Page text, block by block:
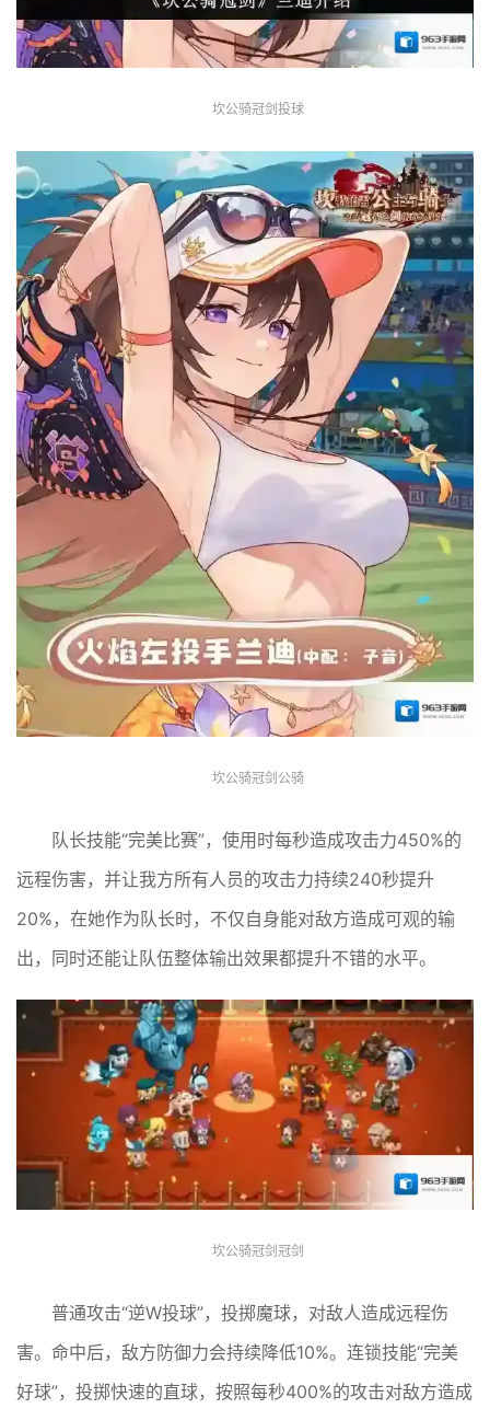
坎公骑冠剑投球
坎公骑冠剑公骑
队长技能“完美比赛”，使用时每秒造成攻击力450%的
远程伤害，并让我方所有人员的攻击力持续240秒提升
20%，在她作为队长时，不仅自身能对敌方造成可观的输
出，同时还能让队伍整体输出效果都提升不错的水平。
坎公骑冠剑冠剑
普通攻击“逆W投球”，投掷魔球，对敌人造成远程伤
害。命中后，敌方防御力会持续降低10%。连锁技能“完美
好球”，投掷快速的直球，按照每秒400%的攻击对敌方造成